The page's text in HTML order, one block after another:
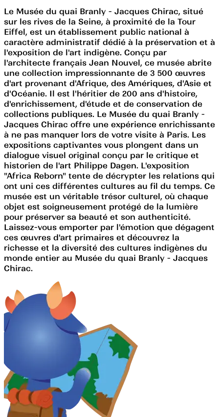
Le Musée du quai Branly - Jacques Chirac, situé
sur les rives de la Seine, à proximité de la Tour
Eiffel, est un établissement public national à
caractère administratif dédié à la préservation et à
l'exposition de l'art indigène. Conçu par
l'architecte français Jean Nouvel, ce musée abrite
une collection impressionnante de 3 500 œuvres
d'art provenant d'Afrique, des Amériques, d'Asie et
d'Océanie. Il est l'héritier de 200 ans d'histoire,
d'enrichissement, d'étude et de conservation de
collections publiques. Le Musée du quai Branly -
Jacques Chirac offre une expérience enrichissante
à ne pas manquer lors de votre visite à Paris. Les
expositions captivantes vous plongent dans un
dialogue visuel original conçu par le critique et
historien de l'art Philippe Dagen. L'exposition
"Africa Reborn" tente de décrypter les relations qui
ont uni ces différentes cultures au fil du temps. Ce
musée est un véritable trésor culturel, où chaque
objet est soigneusement protégé de la lumière
pour préserver sa beauté et son authenticité.
Laissez-vous emporter par l'émotion que dégagent
ces œuvres d'art primaires et découvrez la
richesse et la diversité des cultures indigènes du
monde entier au Musée du quai Branly - Jacques
Chirac.